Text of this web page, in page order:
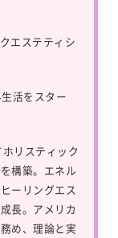
エステティシ
活をスター
リスティック
構築。エネル
ーリングエス
長。アメリカ
め、理論と実